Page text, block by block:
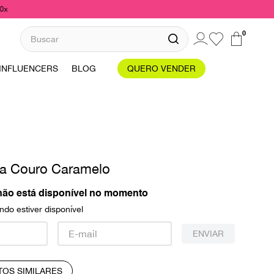
Buscar 0
INFLUENCERS BLOG QUERO VENDER
Couro Caramelo
está disponível no momento
estiver disponível
ENVIAR
SIMILARES